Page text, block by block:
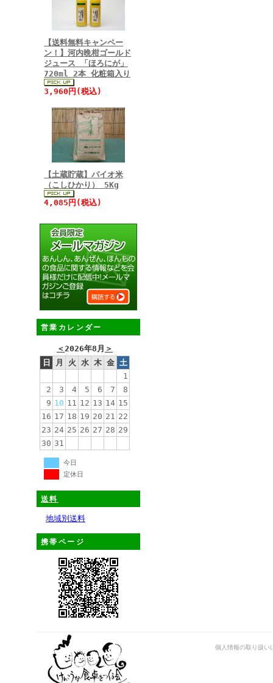
【送料無料キャンペー
ン！】河内晩柑ゴールド
ジュース 「ほろにが」
720ml 2本 化粧箱入り
3,960円(税込)
【土蔵貯蔵】バイオ米
（こしひかり） 5Kg
4,085円(税込)
営業カレンダー
＜2026年8月 ＞
日
月 火 水 木 金 土
1
2
3 4 5 6 7
8
9 10 11 12 13 14 15
16 17 18 19 20 21 22
23 24 25 26 27 28 29
30 31
今日
定休日
送料
地域別送料
携帯ページ
個人情報の取り扱い